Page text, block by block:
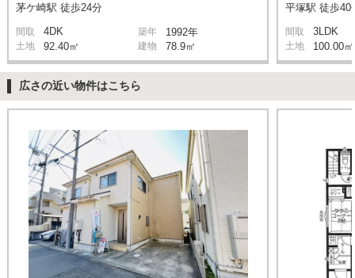
茅ケ崎駅 徒歩24分
間取 4DK 築年 1992年
土地 92.40㎡ 建物 78.9㎡
平塚駅 徒歩40
間取 3LDK
土地 100.00㎡
広さの近い物件はこちら